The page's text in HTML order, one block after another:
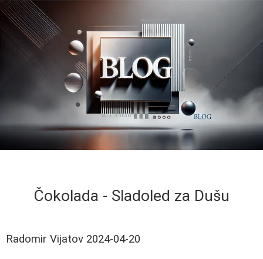
Čokolada - Sladoled za Dušu
Radomir Vijatov 2024-04-20